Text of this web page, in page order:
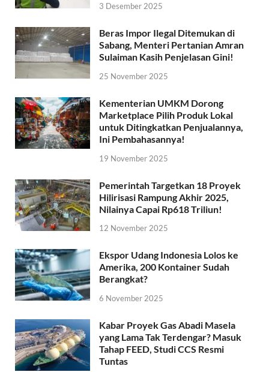
3 Desember 2025
Beras Impor Ilegal Ditemukan di
Sabang, Menteri Pertanian Amran
Sulaiman Kasih Penjelasan Gini!
25 November 2025
Kementerian UMKM Dorong
Marketplace Pilih Produk Lokal
untuk Ditingkatkan Penjualannya,
Ini Pembahasannya!
19 November 2025
Pemerintah Targetkan 18 Proyek
Hilirisasi Rampung Akhir 2025,
Nilainya Capai Rp618 Triliun!
12 November 2025
Ekspor Udang Indonesia Lolos ke
Amerika, 200 Kontainer Sudah
Berangkat?
6 November 2025
Kabar Proyek Gas Abadi Masela
yang Lama Tak Terdengar? Masuk
Tahap FEED, Studi CCS Resmi
Tuntas